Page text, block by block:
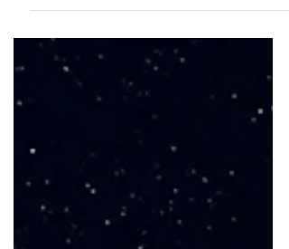
ENOLOGIA Enólogo assume entidade para
gestão 2025-2026 Mario Lucas Ieggli é o novo
presidente da Associação Brasileira de Enologia